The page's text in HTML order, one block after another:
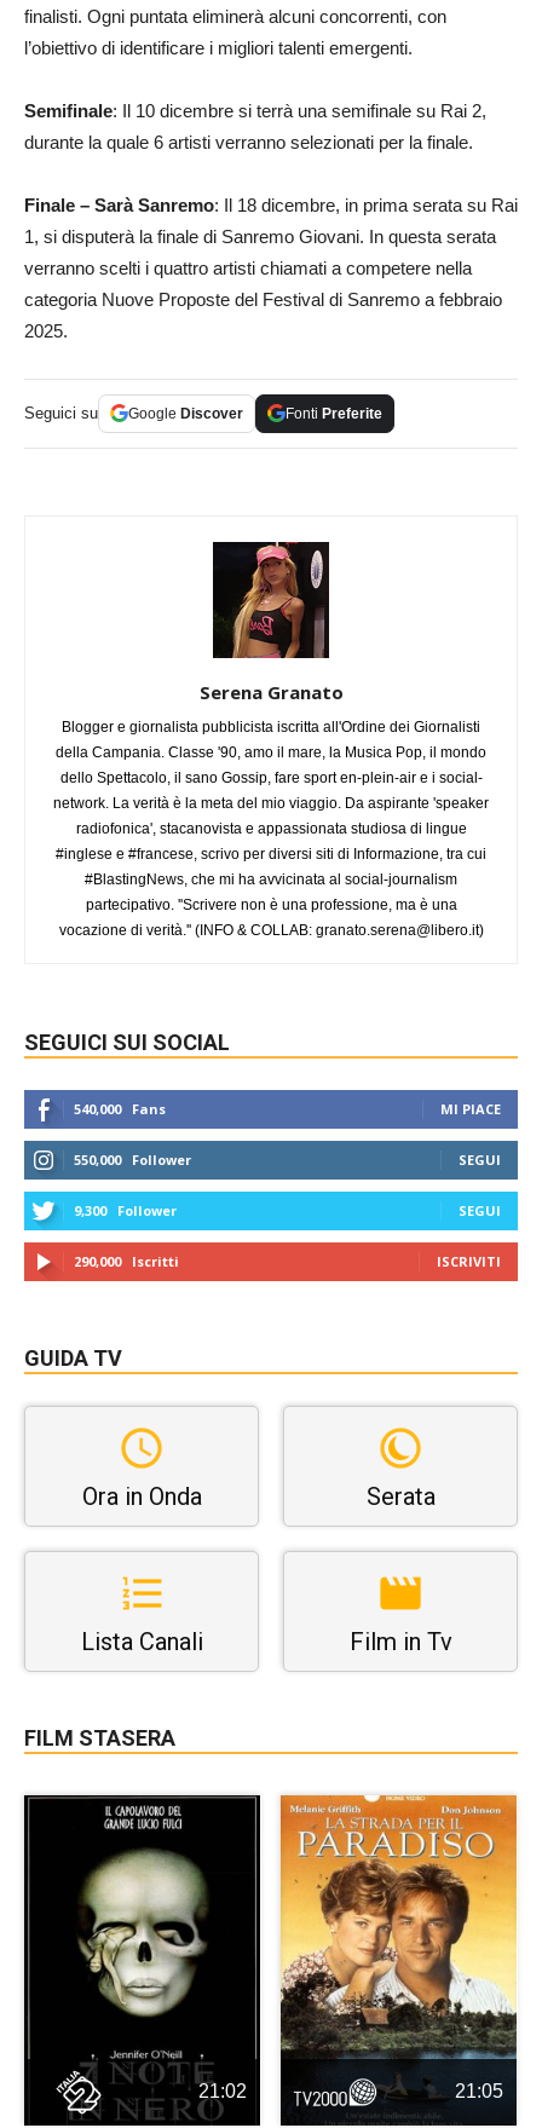
finalisti. Ogni puntata eliminerà alcuni concorrenti, con
l’obiettivo di identificare i migliori talenti emergenti.
Semifinale: Il 10 dicembre si terrà una semifinale su Rai 2,
durante la quale 6 artisti verranno selezionati per la finale.
Finale – Sarà Sanremo: Il 18 dicembre, in prima serata su Rai
1, si disputerà la finale di Sanremo Giovani. In questa serata
verranno scelti i quattro artisti chiamati a competere nella
categoria Nuove Proposte del Festival di Sanremo a febbraio
2025.
Seguici su Google Discover Fonti Preferite
Serena Granato
Blogger e giornalista pubblicista iscritta all'Ordine dei Giornalisti
della Campania. Classe '90, amo il mare, la Musica Pop, il mondo
dello Spettacolo, il sano Gossip, fare sport en-plein-air e i social-
network. La verità è la meta del mio viaggio. Da aspirante 'speaker
radiofonica', stacanovista e appassionata studiosa di lingue
#inglese e #francese, scrivo per diversi siti di Informazione, tra cui
#BlastingNews, che mi ha avvicinata al social-journalism
partecipativo. ''Scrivere non è una professione, ma è una
vocazione di verità.'' (INFO & COLLAB: granato.serena@libero.it)
SEGUICI SUI SOCIAL
540,000 Fans MI PIACE
550,000 Follower SEGUI
9,300 Follower SEGUI
290,000 Iscritti ISCRIVITI
GUIDA TV
Ora in Onda Serata
Lista Canali Film in Tv
FILM STASERA
21:02 21:05